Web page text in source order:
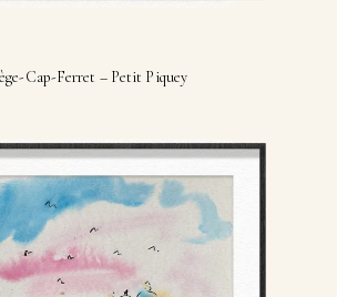
Cap-Ferret – Petit Piquey